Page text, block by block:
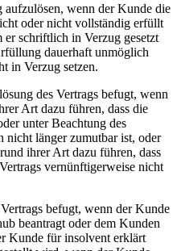
aufzulösen, wenn der Kunde die
oder nicht vollständig erfüllt
schriftlich in Verzug gesetzt
dauerhaft unmöglich
in Verzug setzen.
des Vertrags befugt, wenn
Art dazu führen, dass die
unter Beachtung des
nicht länger zumutbar ist, oder
ihrer Art dazu führen, dass
vernünftigerweise nicht
befugt, wenn der Kunde
beantragt oder dem Kunden
Kunde für insolvent erklärt